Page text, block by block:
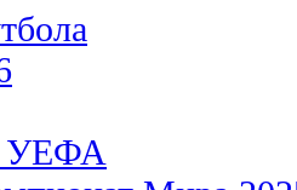
УЕФА